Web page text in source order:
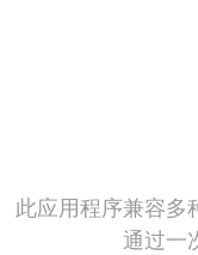
此应用程序兼容多
通过一